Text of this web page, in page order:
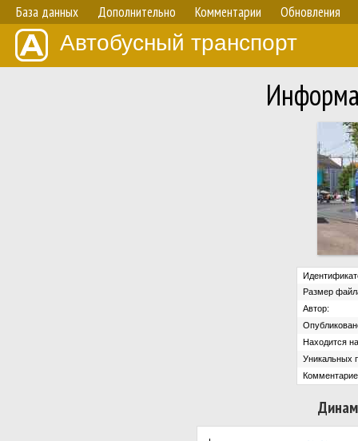
База данных Дополнительно Комментарии Обновления
Автобусный транспорт
Размер
Автор:
Находится
Уникальных